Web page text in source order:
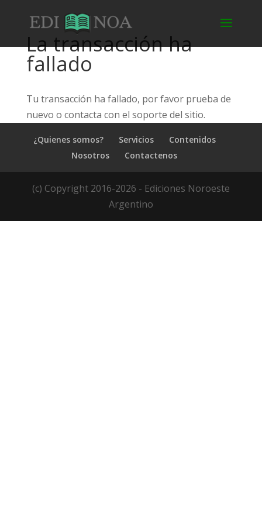
La transacción ha
fallado
Tu transacción ha fallado, por favor prueba de
nuevo o contacta con el soporte del sitio.
¿Quienes somos? Servicios
Contenidos
Nosotros
Contactenos
(c) Copyright 2016-2026 - Ediciones Noroeste
Argentino